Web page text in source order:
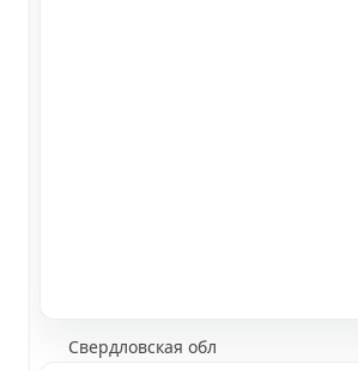
Свердловская обл